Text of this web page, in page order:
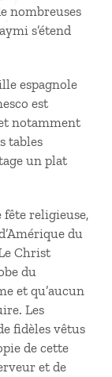
nombreuses
s’étend
espagnole
est
notamment
tables
un plat
religieuse,
du
Christ
du
et qu’aucun
Les
fidèles vêtus
de cette
et de